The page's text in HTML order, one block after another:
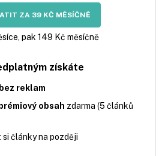
ZA 39 KČ MĚSÍČNĚ
pak 149 Kč měsíčně
získáte
bez reklam
obsah zdarma (5 článků
články na později